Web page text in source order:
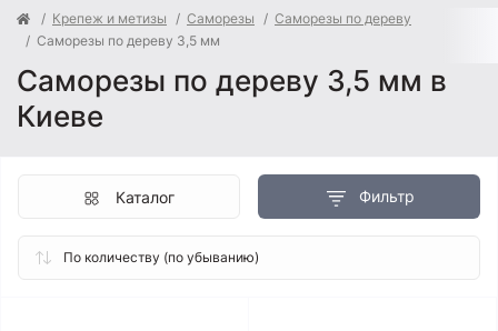
Крепеж и метизы Саморезы
Саморезы по дереву
Саморезы по дереву 3,5 мм
Саморезы по дереву 3,5 мм в
Киеве
Фильтр
Каталог